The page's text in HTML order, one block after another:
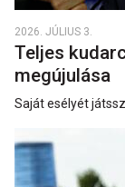
2026. JÚLIUS 3.
Teljes
megújulása
Saját esélyét